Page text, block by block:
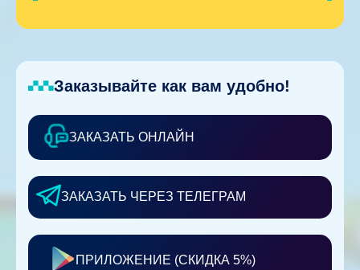
Заказывайте как вам удобно!
ЗАКАЗАТЬ ОНЛАЙН
ЗАКАЗАТЬ ЧЕРЕЗ ТЕЛЕГРАМ
ПРИЛОЖЕНИЕ (СКИДКА 5%)